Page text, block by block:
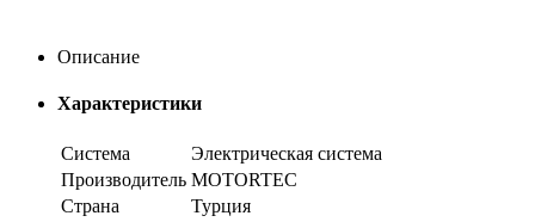
Описание
Характеристики
Система
Электрическая система
Производитель MOTORTEC
Страна
Турция